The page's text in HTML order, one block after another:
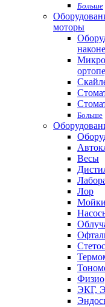
Больше
моторы
Больше
Весы
Лор
Физио
ЭКГ,